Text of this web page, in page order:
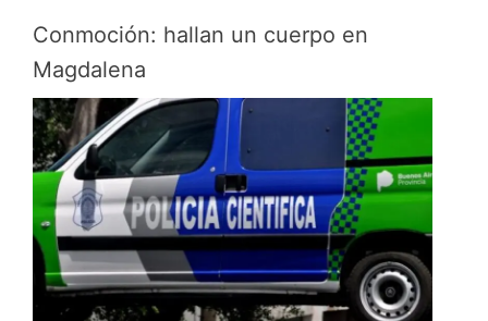
Conmoción: hallan un cuerpo en
Magdalena